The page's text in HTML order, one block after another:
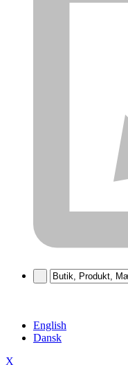
English
Dansk
X